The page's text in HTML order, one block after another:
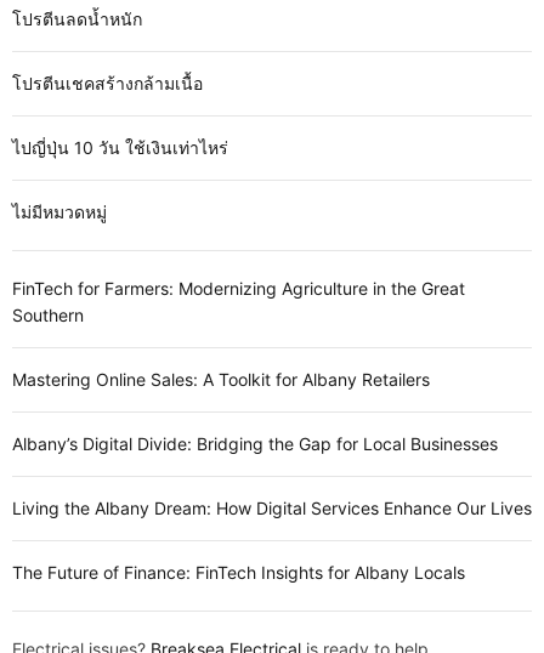
โปรตีนลดน้ำหนัก
โปรตีนเชคสร้างกล้ามเนื้อ
ไปญี่ปุ่น 10 วัน ใช้เงินเท่าไหร่
ไม่มีหมวดหมู่
FinTech for Farmers: Modernizing Agriculture in the Great
Southern
Mastering Online Sales: A Toolkit for Albany Retailers
Albany’s Digital Divide: Bridging the Gap for Local Businesses
Living the Albany Dream: How Digital Services Enhance Our Lives
The Future of Finance: FinTech Insights for Albany Locals
Electrical issues? Breaksea Electrical is ready to help.